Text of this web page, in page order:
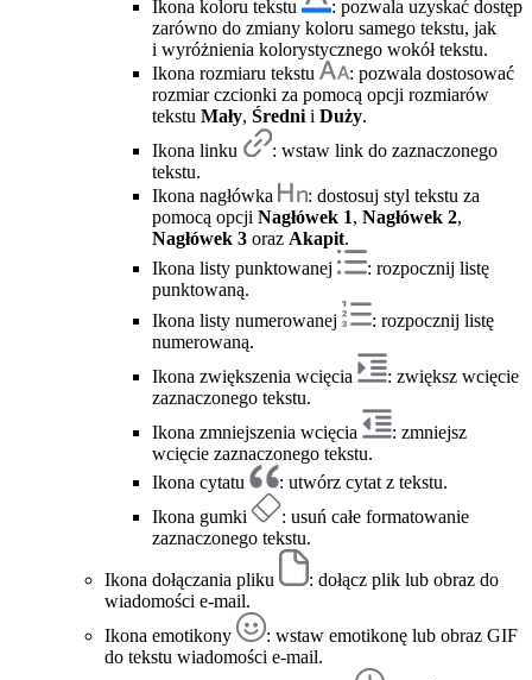
Ikona koloru tekstu
: pozwala uzyskać dostęp
zarówno do zmiany koloru samego tekstu, jak
i wyróżnienia kolorystycznego wokół tekstu.
Ikona rozmiaru tekstu
: pozwala dostosować
rozmiar czcionki za pomocą opcji rozmiarów
tekstu Mały, Średnii Duży.
Ikona linku
: wstaw link do zaznaczonego
tekstu.
Ikona nagłówka
: dostosuj styl tekstu za
pomocą opcji Nagłówek 1, Nagłówek 2,
Nagłówek 3 oraz Akapit.
Ikona listy punktowanej
: rozpocznij listę
punktowaną.
Ikona listy numerowanej
: rozpocznij listę
numerowaną.
Ikona zwiększenia wcięcia
: zwiększ wcięcie
zaznaczonego tekstu.
Ikona zmniejszenia wcięcia
: zmniejsz
wcięcie zaznaczonego tekstu.
Ikona cytatu
: utwórz cytat z tekstu.
Ikona gumki
: usuń całe formatowanie
zaznaczonego tekstu.
Ikona dołączania pliku
: dołącz plik lub obraz do
wiadomości e-mail.
Ikona emotikony
: wstaw emotikonę lub obraz GIF
do tekstu wiadomości e-mail.